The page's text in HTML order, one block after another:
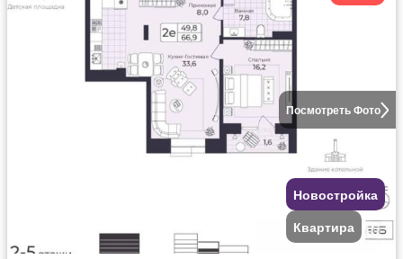
Посмотреть Фото
Новостройка
Квартира